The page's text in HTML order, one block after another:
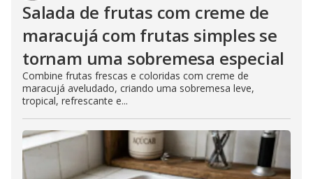
Salada de frutas com creme de
maracujá com frutas simples se
tornam uma sobremesa especial
Combine frutas frescas e coloridas com creme de
maracujá aveludado, criando uma sobremesa leve,
tropical, refrescante e...